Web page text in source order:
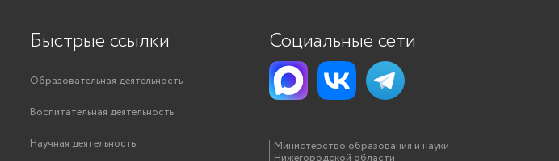
Быстрые ссылки
Образовательная деятельность
Воспитательная деятельность
Научная деятельность
Социальные сети
Министерство образования и науки